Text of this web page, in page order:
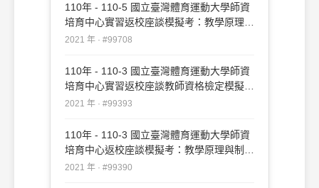
110年 - 110-5 國立臺灣體育運動大學師資
培育中心實習返校座談模擬考：教學原理與
制度#99708
2021 年 · #99708
110年 - 110-3 國立臺灣體育運動大學師資
培育中心實習返校座談教師資格檢定模擬考
試卷：中等學校課程與教學#99393
2021 年 · #99393
110年 - 110-3 國立臺灣體育運動大學師資
培育中心返校座談模擬考：教學原理與制度
#99390
2021 年 · #99390